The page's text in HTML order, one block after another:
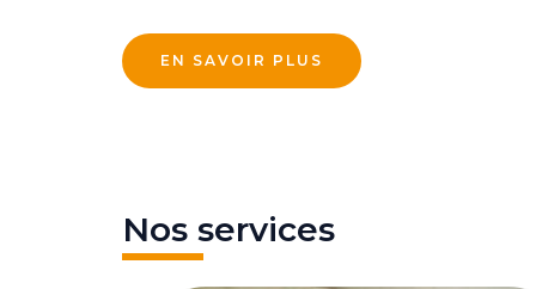
EN SAVOIR PLUS
Nos services